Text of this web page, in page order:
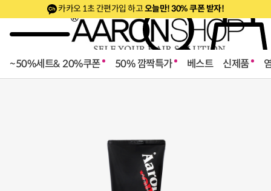
카카오 1초 간편가입 하고오늘만! 30% 쿠폰 받자!
~50%세트& 20%쿠폰 50% 깜짝특가 베스트 신제품